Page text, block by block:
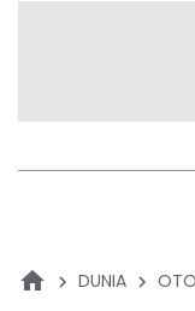
DUNIA